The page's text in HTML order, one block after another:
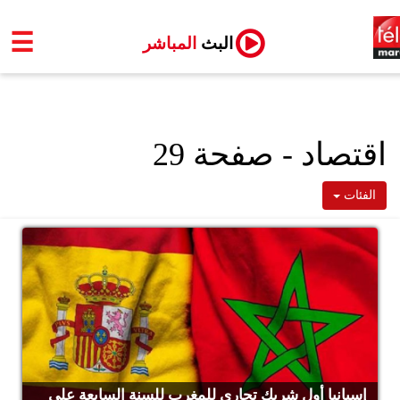
☰ البث المباشر
اقتصاد - صفحة 29
الفئات
إسبانيا أول شريك تجاري للمغرب للسنة السابعة على